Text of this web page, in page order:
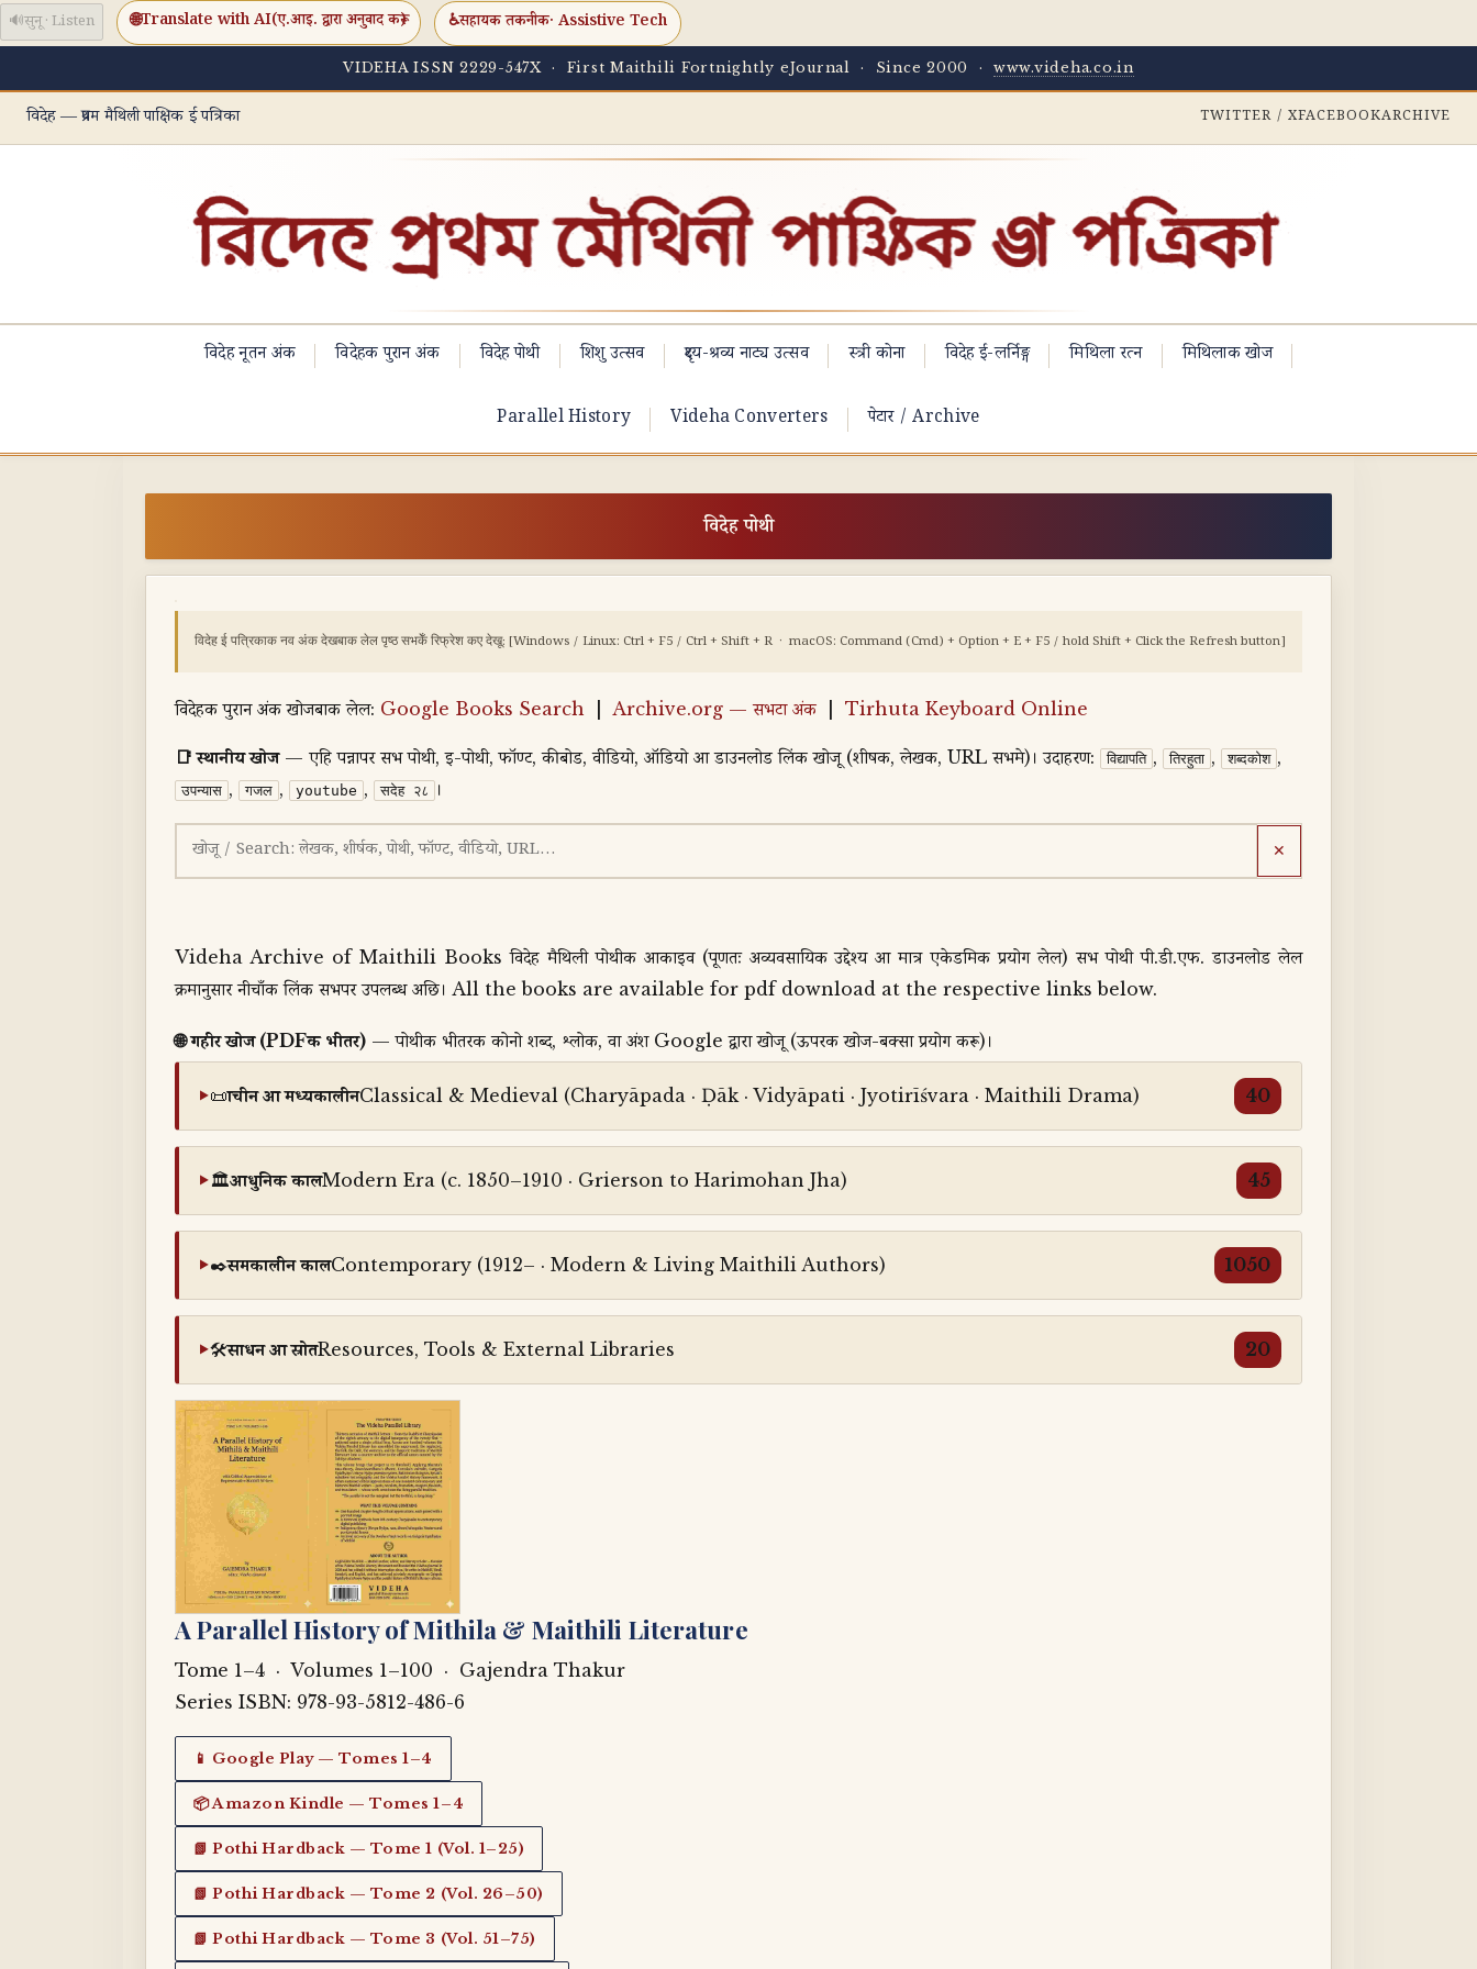
🔊सुनू · Listen 🌐Translate with AI(ए.आइ. द्वारा अनुवाद करू) ♿सहायक तकनीक· Assistive Tech
VIDEHA ISSN 2229-547X · First Maithili Fortnightly eJournal · Since 2000 · www.videha.co.in
विदेह — प्रथम मैथिली पाक्षिक ई पत्रिका TWITTER / XFACEBOOKARCHIVE
विदेह नूतन अंक विदेहक पुरान अंक विदेह पोथी शिशु उत्सव दृश्य-श्रव्य नाट्य उत्सव स्त्री कोना विदेह ई-लर्निङ्ग मिथिला रत्न मिथिलाक खोज
Parallel History Videha Converters पेटार / Archive
विदेह पोथी
विदेह ई पत्रिकाक नव अंक देखबाक लेल पृष्ठ सभकेँ रिफ्रेश कए देखू: [Windows / Linux: Ctrl + F5 / Ctrl + Shift + R · macOS: Command (Cmd) + Option + E + F5 / hold Shift + Click the Refresh button]
विदेहक पुरान अंक खोजबाक लेल: Google Books Search Archive.org — सभटा अंक Tirhuta Keyboard Online
📑 स्थानीय खोज— एहि पन्नापर सभ पोथी, ई-पोथी, फॉण्ट, कीबोर्ड, वीडियो, ऑडियो आ डाउनलोड लिंक खोजू (शीर्षक, लेखक, URL सभमे)। उदाहरण: विद्यापति , तिरहुता , शब्दकोश ,
उपन्यास , गजल , youtube , सदेह २८ ।
✕
Videha Archive of Maithili Books विदेह मैथिली पोथीक आर्काइव (पूर्णतः अव्यवसायिक उद्देश्य आ मात्र एकेडमिक प्रयोग लेल) सभ पोथी पी.डी.एफ. डाउनलोड लेल
क्रमानुसार नीचाँक लिंक सभपर उपलब्ध अछि। All the books are available for pdf download at the respective links below.
🌐 गहीर खोज (PDFक भीतर) — पोथीक भीतरक कोनो शब्द, श्लोक, वा अंश Google द्वारा खोजू (ऊपरक खोज-बक्सा प्रयोग करू)।
📜प्राचीन आ मध्यकालीनClassical & Medieval (Charyāpada · Ḍāk · Vidyāpati · Jyotirīśvara · Maithili Drama) 40
🏛️आधुनिक कालModern Era (c. 1850–1910 · Grierson to Harimohan Jha) 45
✒️समकालीन कालContemporary (1912– · Modern & Living Maithili Authors) 1050
🛠️साधन आ स्रोतResources, Tools & External Libraries 20
A Parallel History of Mithila & Maithili Literature
Tome 1–4 · Volumes 1–100 · Gajendra Thakur
Series ISBN: 978-93-5812-486-6
📱 Google Play — Tomes 1–4
📦 Amazon Kindle — Tomes 1–4
📗 Pothi Hardback — Tome 1 (Vol. 1–25)
📗 Pothi Hardback — Tome 2 (Vol. 26–50)
📗 Pothi Hardback — Tome 3 (Vol. 51–75)